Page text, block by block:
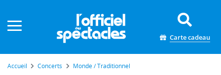
Carte cadeau
Accueil Concerts Monde / Traditionnel